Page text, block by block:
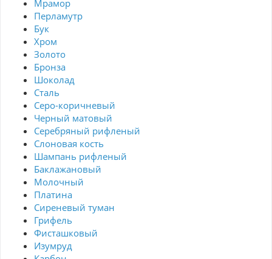
Мрамор
Перламутр
Бук
Хром
Золото
Бронза
Шоколад
Сталь
Серо-коричневый
Черный матовый
Серебряный рифленый
Слоновая кость
Шампань рифленый
Баклажановый
Молочный
Платина
Сиреневый туман
Грифель
Фисташковый
Изумруд